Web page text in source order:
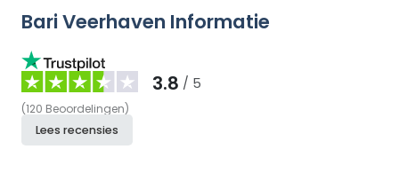
Bari Veerhaven Informatie
3.8 / 5
(120 Beoordelingen)
Lees recensies